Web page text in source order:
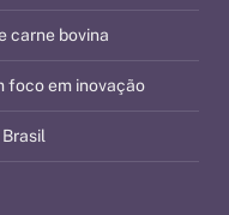
carne bovina
foco em inovação